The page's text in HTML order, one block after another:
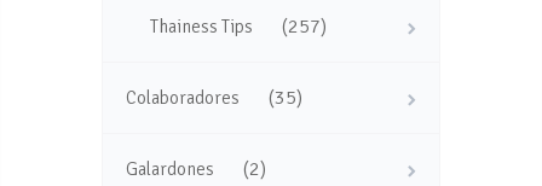
Thainess Tips (257)
Colaboradores (35)
Galardones (2)